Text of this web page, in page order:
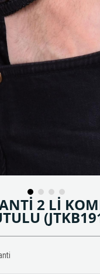
2 Lİ